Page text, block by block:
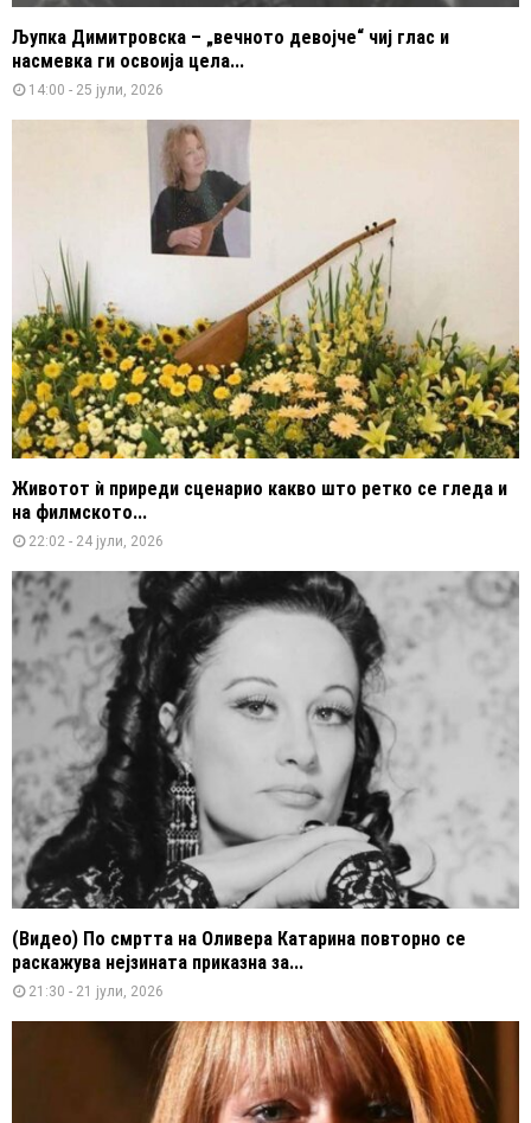
Љупка Димитровска – „вечното девојче“ чиј глас и
насмевка ги освоија цела...
14:00 - 25 јули, 2026
Животот ѝ приреди сценарио какво што ретко се гледа и
на филмското...
22:02 - 24 јули, 2026
(Видео) По смртта на Оливера Катарина повторно се
раскажува нејзината приказна за...
21:30 - 21 јули, 2026